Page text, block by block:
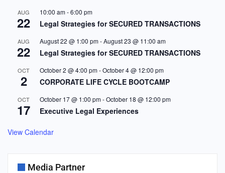
AUG
22
10:00 am-6:00 pm
Legal Strategies for SECURED TRANSACTIONS
AUG
22
August 22 @ 1:00 pm-August 23 @ 11:00 am
Legal Strategies for SECURED TRANSACTIONS
OCT
2
October 2 @ 4:00 pm-October 4 @ 12:00 pm
CORPORATE LIFE CYCLE BOOTCAMP
OCT
17
October 17 @ 1:00 pm-October 18 @ 12:00 pm
Executive Legal Experiences
View Calendar
Media Partner